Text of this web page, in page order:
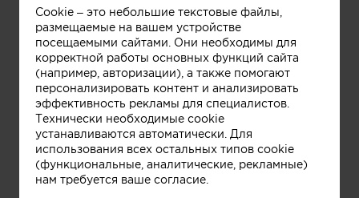
Cookie – это небольшие текстовые файлы,
размещаемые на вашем устройстве
посещаемыми сайтами. Они необходимы для
корректной работы основных функций сайта
(например, авторизации), а также помогают
персонализировать контент и анализировать
эффективность рекламы для специалистов.
Технически необходимые cookie
устанавливаются автоматически. Для
использования всех остальных типов cookie
(функциональные, аналитические, рекламные)
нам требуется ваше согласие.